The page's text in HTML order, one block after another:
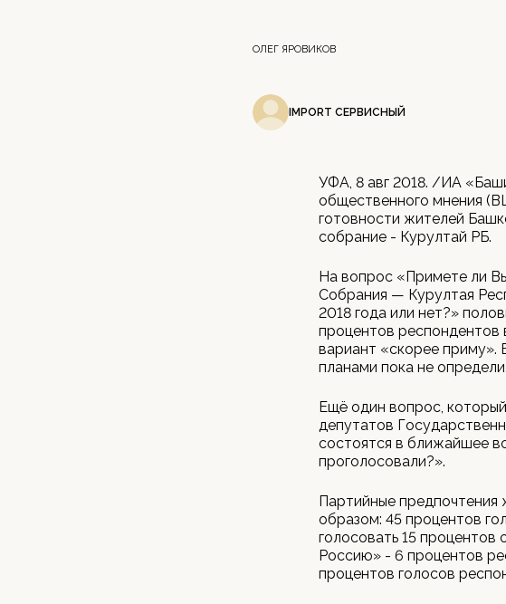
ОЛЕГ ЯРОВИКОВ
IMPORT СЕРВИСНЫЙ
УФА, 8 авг 2018. /ИА
общественного мнения
готовности жителей
собрание - Курултай РБ.
На вопрос «Примете ли
Собрания — Курултая
2018 года или нет?»
процентов респондентов
вариант «скорее приму».
планами пока не
Ещё один вопрос,
депутатов
состоятся в ближайшее
проголосовали?».
Партийные
образом: 45 процентов
голосовать 15
Россию» - 6 процентов
процентов голосов